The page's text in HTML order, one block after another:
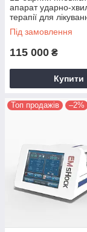
апарат ударно-
терапії для
знеболення,
тіла
Під замовлення
115 000 ₴
Купити
Топ продажів –2%